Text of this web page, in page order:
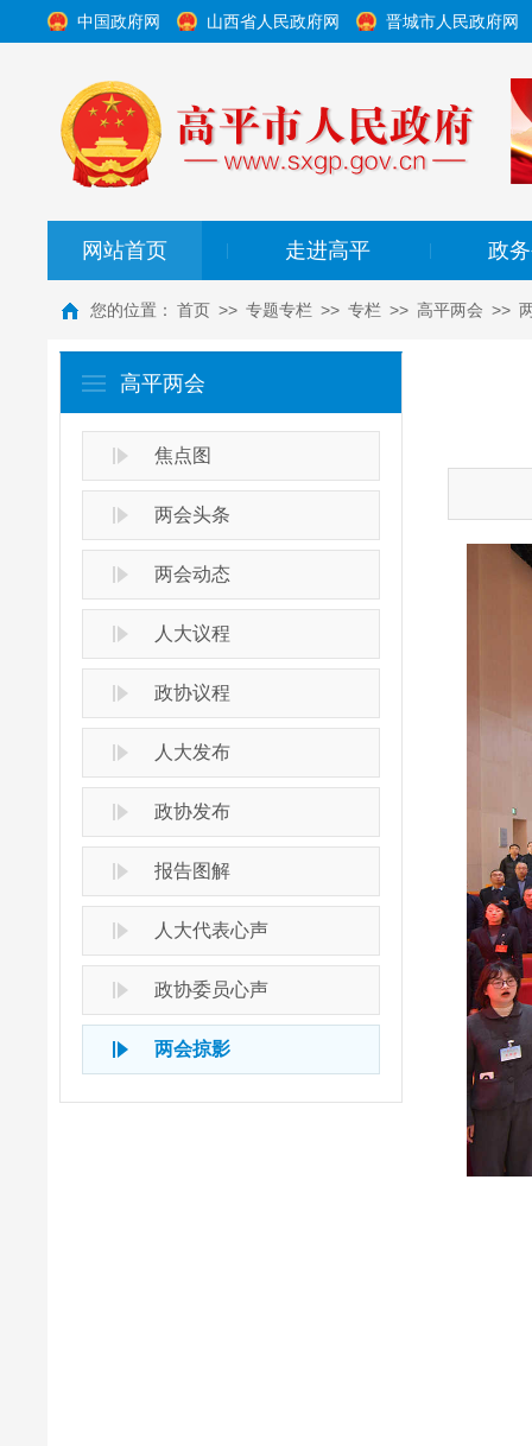
中国政府网 山西省人民政府网 晋城市人民政府网
网站首页 走进高平 政
您的位置： 首页 >> 专题专栏 >> 专栏 >> 高平两会 >>
高平两会
焦点图
两会头条
两会动态
人大议程
政协议程
人大发布
政协发布
报告图解
人大代表心声
政协委员心声
两会掠影